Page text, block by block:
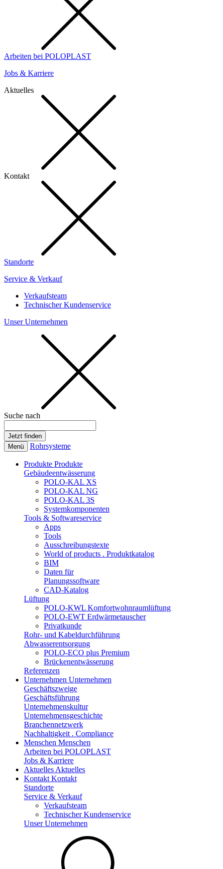
Arbeiten bei POLOPLAST
Jobs & Karriere
Aktuelles
Kontakt
Standorte
Service & Verkauf
Verkaufsteam
Technischer Kundenservice
Unser Unternehmen
Suche nach
Menü Rohrsysteme
Produkte Produkte
Gebäudeentwässerung
POLO-KAL XS
POLO-KAL NG
POLO-KAL 3S
Systemkomponenten
Tools & Softwareservice
Apps
Tools
Ausschreibungstexte
World of products . Produktkatalog
BIM
Daten für
Planungssoftware
CAD-Katalog
Lüftung
POLO-KWL Komfortwohnraumlüftung
POLO-EWT Erdwärmetauscher
Privatkunde
Rohr- und Kabeldurchführung
Abwasserentsorgung
POLO-ECO plus Premium
Brückenentwässerung
Referenzen
Unternehmen Unternehmen
Geschäftszweige
Geschäftsführung
Unternehmenskultur
Unternehmensgeschichte
Branchennetzwerk
Nachhaltigkeit . Compliance
Menschen Menschen
Arbeiten bei POLOPLAST
Jobs & Karriere
Aktuelles Aktuelles
Kontakt Kontakt
Standorte
Service & Verkauf
Verkaufsteam
Technischer Kundenservice
Unser Unternehmen